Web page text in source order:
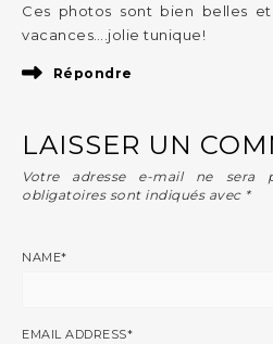
Ces photos sont bien belles
vacances….jolie tunique!
Répondre
LAISSER UN
Votre adresse e-mail ne sera
obligatoires sont indiqués avec *
NAME*
EMAIL ADDRESS*